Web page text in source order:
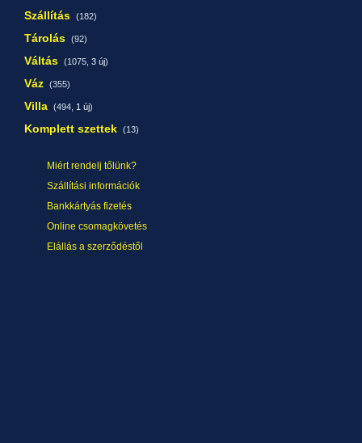
Szállítás (182)
Tárolás (92)
Váltás (1075, 3 új)
Váz (355)
Villa (494, 1 új)
Komplett szettek (13)
Miért rendelj tőlünk?
Szállítási információk
Bankkártyás fizetés
Online csomagkövetés
Elállás a szerződéstől